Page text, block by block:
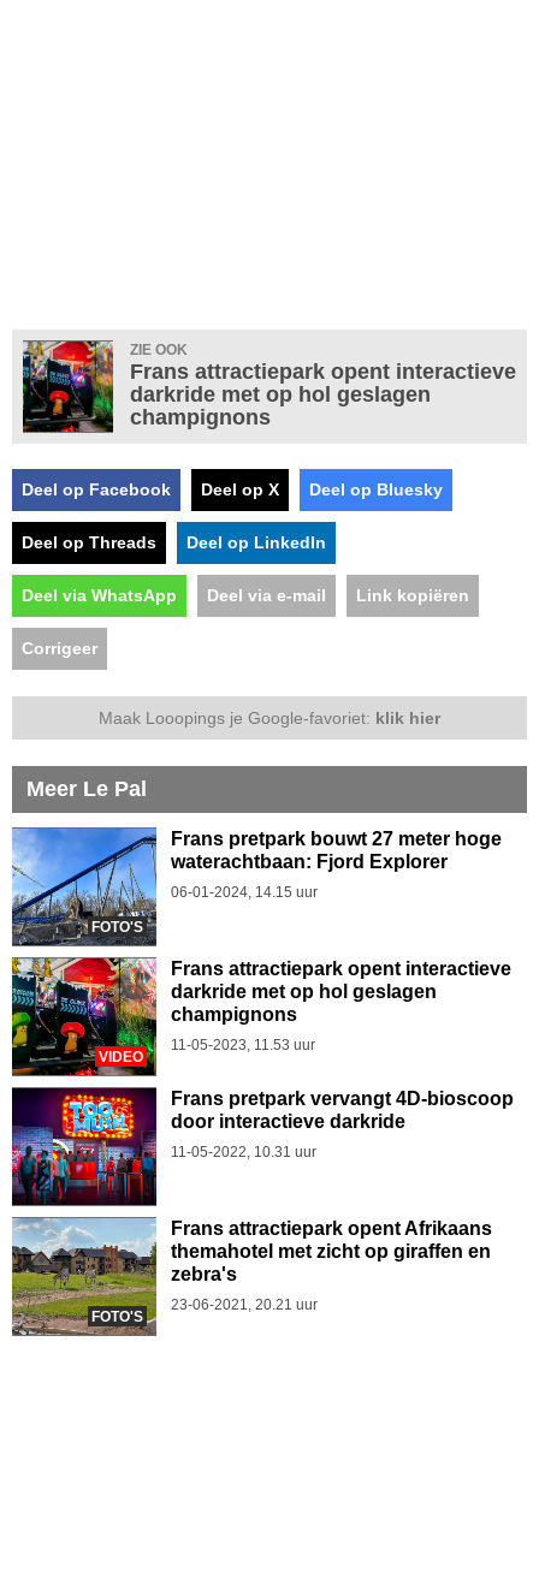
ZIE OOK
Frans attractiepark opent interactieve
darkride met op hol geslagen
champignons
Deel op Facebook Deel op X Deel op Bluesky
Deel op Threads Deel op LinkedIn
Deel via WhatsApp Deel via e-mail Link kopiëren
Corrigeer
Maak Looopings je Google-favoriet: klik hier
Meer Le Pal
FOTO'S
Frans pretpark bouwt 27 meter hoge
waterachtbaan: Fjord Explorer
06-01-2024, 14.15 uur
VIDEO
Frans attractiepark opent interactieve
darkride met op hol geslagen
champignons
11-05-2023, 11.53 uur
Frans pretpark vervangt 4D-bioscoop
door interactieve darkride
11-05-2022, 10.31 uur
FOTO'S
Frans attractiepark opent Afrikaans
themahotel met zicht op giraffen en
zebra's
23-06-2021, 20.21 uur